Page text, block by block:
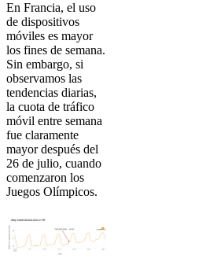
En Francia, el uso
de dispositivos
móviles es mayor
los fines de semana.
Sin embargo, si
observamos las
tendencias diarias,
la cuota de tráfico
móvil entre semana
fue claramente
mayor después del
26 de julio, cuando
comenzaron los
Juegos Olímpicos.